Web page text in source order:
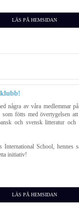
LÄS PÅ HEMSIDAN
några av våra medlemmar
fötts med övertygelsen
och svensk litteratur och
School, hennes
initiativ!
LÄS PÅ HEMSIDAN